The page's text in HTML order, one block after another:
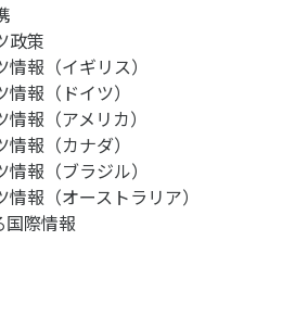
政策
報（イギリス）
報（ドイツ）
報（アメリカ）
報（カナダ）
報（ブラジル）
報（オーストラリア）
国際情報